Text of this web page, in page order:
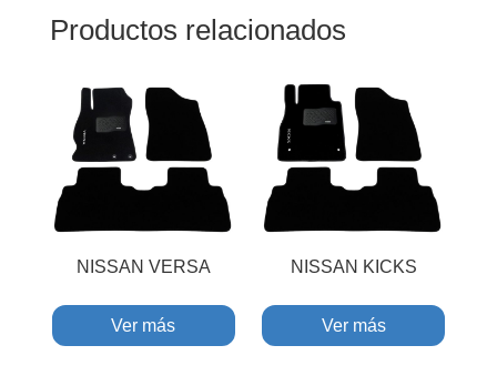
Productos relacionados
NISSAN VERSA
Ver más
NISSAN KICKS
Ver más